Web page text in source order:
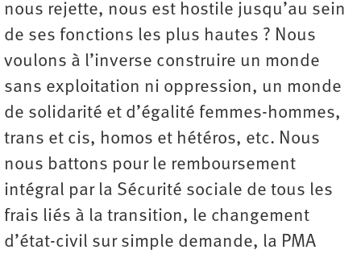
nous rejette, nous est hostile jusqu’au sein
de ses fonctions les plus hautes ? Nous
voulons à l’inverse construire un monde
sans exploitation ni oppression, un monde
de solidarité et d’égalité femmes-hommes,
trans et cis, homos et hétéros, etc. Nous
nous battons pour le remboursement
intégral par la Sécurité sociale de tous les
frais liés à la transition, le changement
d’état-civil sur simple demande, la PMA